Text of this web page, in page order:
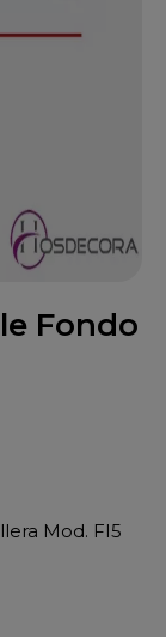
Fondo
Mod. FI5